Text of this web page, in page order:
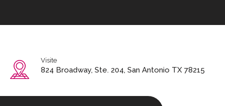
Visite
824 Broadway, Ste. 204, San Antonio TX 78215